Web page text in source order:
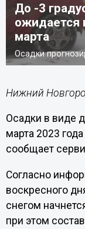
До -3
ожидается
марта
Осадки
Нижний
Осадки в виде
марта 2023
сообщает
Согласно
воскресного
снегом
при этом